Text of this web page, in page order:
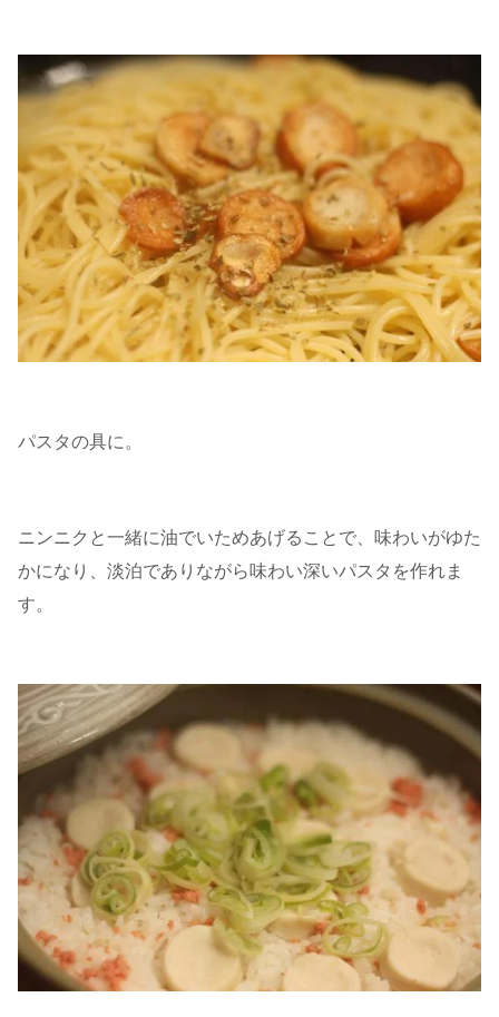
パスタの具に。
ニンニクと一緒に油でいためあげることで、味わいがゆた
かになり、淡泊でありながら味わい深いパスタを作れま
す。